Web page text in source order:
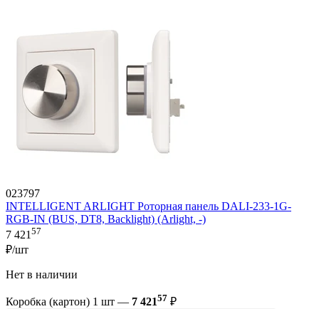
023797
INTELLIGENT ARLIGHT Роторная панель DALI-233-1G-
RGB-IN (BUS, DT8, Backlight) (Arlight, -)
7 421 57
₽/шт
Нет в наличии
Коробка (картон) 1 шт — 7 42157 ₽